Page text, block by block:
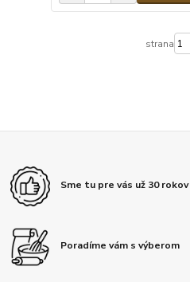
strana
Sme tu pre vás už 30 rokov
Poradíme vám s výberom